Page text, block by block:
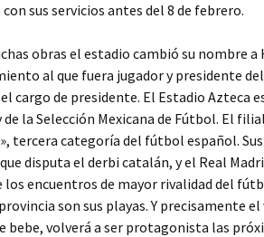
sus servicios antes del 8 de febrero.
obras el estadio cambió su nombre
al que fuera jugador y presidente
cargo de presidente. El Estadio Azteca
de la Selección Mexicana de Fútbol. El
tercera categoría del fútbol español.
disputa el derbi catalán, y el Real
los encuentros de mayor rivalidad del
son sus playas. Y precisamente el
bebe, volverá a ser protagonista las